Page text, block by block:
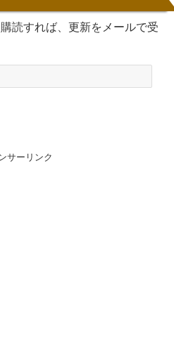
読すれば、更新をメールで受
サーリンク